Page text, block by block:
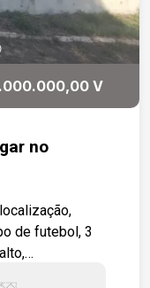
V
no
de futebol, 3